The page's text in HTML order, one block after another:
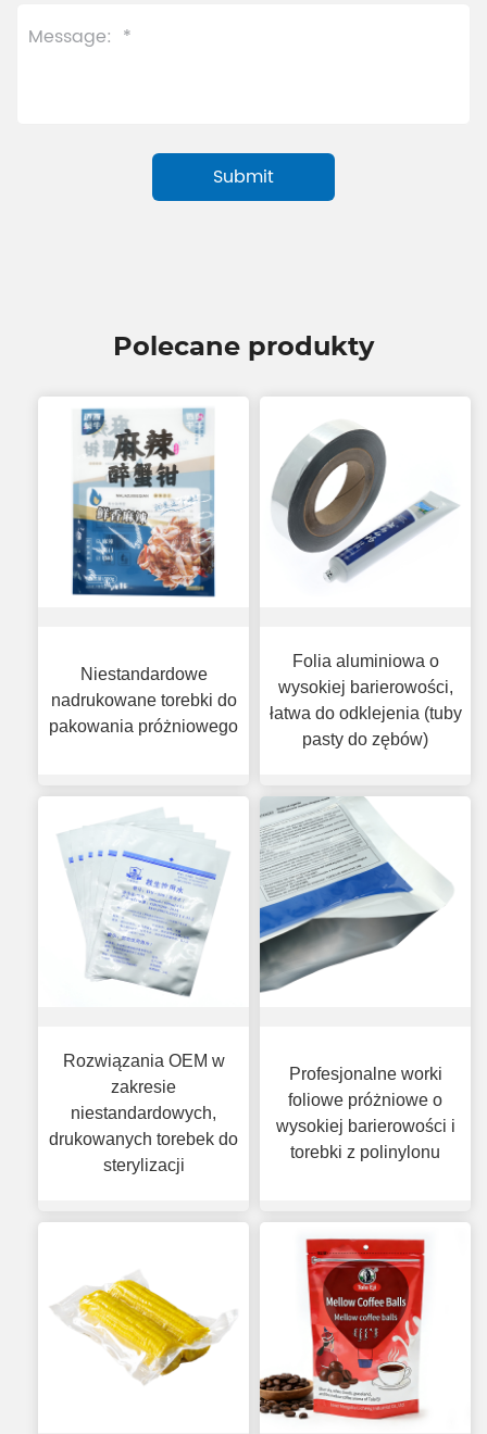
Polecane produkty
Niestandardowe
nadrukowane torebki do
pakowania próżniowego
Folia aluminiowa o
wysokiej barierowości,
łatwa do odklejenia (tuby
pasty do zębów)
Rozwiązania OEM w
zakresie
niestandardowych,
drukowanych torebek do
sterylizacji
Profesjonalne worki
foliowe próżniowe o
wysokiej barierowości i
torebki z polinylonu